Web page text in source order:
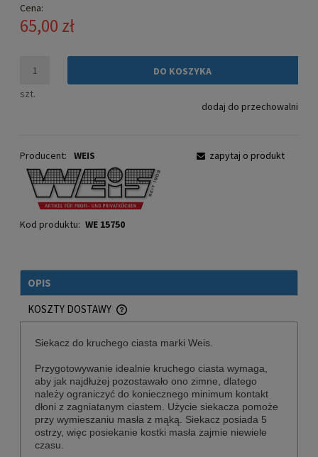
Cena:
65,00 zł
szt.
DO KOSZYKA
dodaj do przechowalni
Producent: WEIS
Kod produktu: WE 15750
zapytaj o produkt
OPIS
KOSZTY DOSTAWY
CENA NIE ZAWIERA EWENTUALNYCH KOSZTÓW PŁATNOŚCI
Siekacz do kruchego ciasta marki Weis.
Przygotowywanie idealnie kruchego ciasta wymaga,
aby jak najdłużej pozostawało ono zimne, dlatego
należy ograniczyć do koniecznego minimum kontakt
dłoni z zagniatanym ciastem. Użycie siekacza pomoże
przy wymieszaniu masła z mąką. Siekacz posiada 5
ostrzy, więc posiekanie kostki masła zajmie niewiele
czasu.